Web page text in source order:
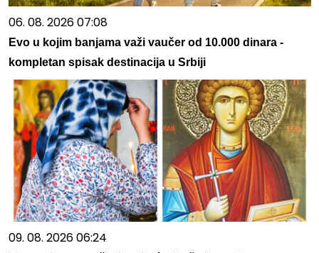
06. 08. 2026 07:08
Evo u kojim banjama važi vaučer od 10.000 dinara -
kompletan spisak destinacija u Srbiji
09. 08. 2026 06:24